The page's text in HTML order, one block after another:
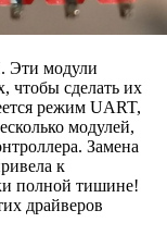
Эти модули
чтобы сделать их
режим UART,
модулей,
Замена
к
полной тишине!
драйверов